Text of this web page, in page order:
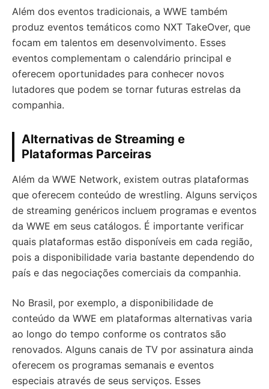
Além dos eventos tradicionais, a WWE também
produz eventos temáticos como NXT TakeOver, que
focam em talentos em desenvolvimento. Esses
eventos complementam o calendário principal e
oferecem oportunidades para conhecer novos
lutadores que podem se tornar futuras estrelas da
companhia.
Alternativas de Streaming e
Plataformas Parceiras
Além da WWE Network, existem outras plataformas
que oferecem conteúdo de wrestling. Alguns serviços
de streaming genéricos incluem programas e eventos
da WWE em seus catálogos. É importante verificar
quais plataformas estão disponíveis em cada região,
pois a disponibilidade varia bastante dependendo do
país e das negociações comerciais da companhia.
No Brasil, por exemplo, a disponibilidade de
conteúdo da WWE em plataformas alternativas varia
ao longo do tempo conforme os contratos são
renovados. Alguns canais de TV por assinatura ainda
oferecem os programas semanais e eventos
especiais através de seus serviços. Esses